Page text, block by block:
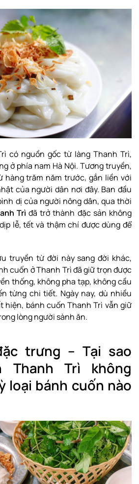
có nguồn gốc từ làng Thanh Trì,
ở phía nam Hà Nội. Tương truyền,
hàng trăm năm trước, gắn liền với
của người dân nơi đây. Ban đầu
dị của người nông dân, qua thời
Trì đã trở thành đặc sản không
lễ, tết và thậm chí được dùng để
truyền từ đời này sang đời khác,
cuốn ở Thanh Trì đã giữ trọn được
thống, không pha tạp, không cầu
từng chi tiết. Ngày nay, dù nhiều
hiện, bánh cuốn Thanh Trì vẫn giữ
lòng người sành ăn.
trưng – Tại sao
Thanh Trì không
loại bánh cuốn nào